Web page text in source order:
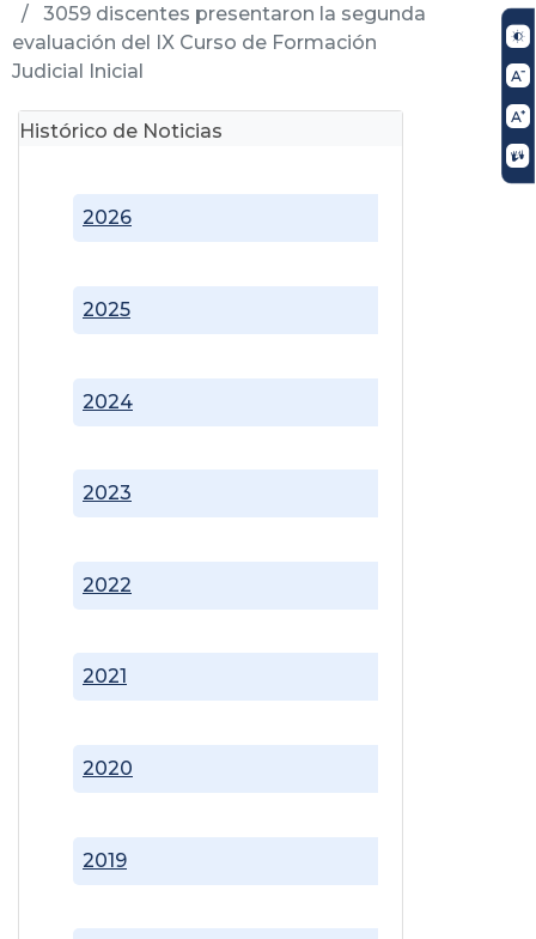
3059 discentes presentaron la segunda
evaluación del IX Curso de Formación
Judicial Inicial
Histórico de Noticias
2019
2020
2021
2022
2023
2024
2025
2026